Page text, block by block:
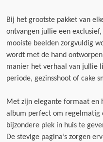
Bij het grootste pakket van
ontvangen jullie een
mooiste beelden zorgvuldig
wordt met de hand
manier het verhaal van jullie
periode, gezinsshoot of cake
Met zijn elegante formaat en
album perfect om regelmatig
bijzondere plek in huis te
De stevige pagina’s zorgen